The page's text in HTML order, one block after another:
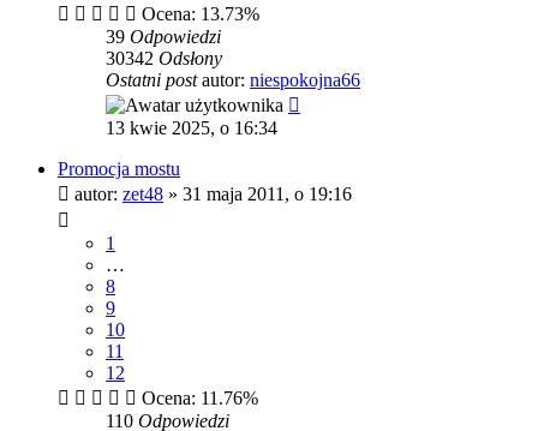
Ocena: 13.73%
39 Odpowiedzi
30342 Odsłony
Ostatni postautor: niespokojna66
13 kwie 2025, o 16:34
Promocja mostu
autor: zet48 » 31 maja 2011, o 19:16
1
…
8
9
10
11
12
Ocena: 11.76%
110 Odpowiedzi